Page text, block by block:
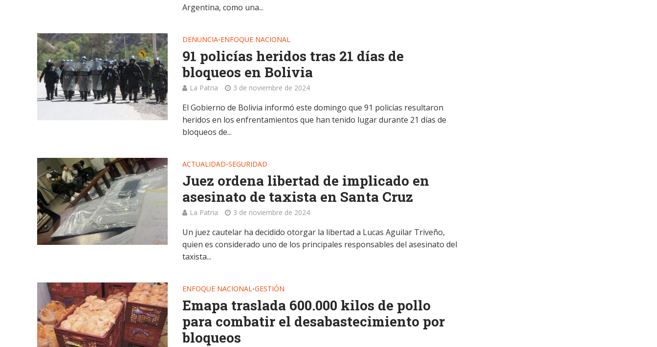
Argentina, como una...
DENUNCIA•ENFOQUE NACIONAL
91 policías heridos tras 21 días de
bloqueos en Bolivia
La Patria 3 de noviembre de 2024
El Gobierno de Bolivia informó este domingo que 91 policías resultaron
heridos en los enfrentamientos que han tenido lugar durante 21 días de
bloqueos de...
ACTUALIDAD•SEGURIDAD
Juez ordena libertad de implicado en
asesinato de taxista en Santa Cruz
La Patria 3 de noviembre de 2024
Un juez cautelar ha decidido otorgar la libertad a Lucas Aguilar Triveño,
quien es considerado uno de los principales responsables del asesinato del
taxista...
ENFOQUE NACIONAL•GESTIÓN
Emapa traslada 600.000 kilos de pollo
para combatir el desabastecimiento por
bloqueos